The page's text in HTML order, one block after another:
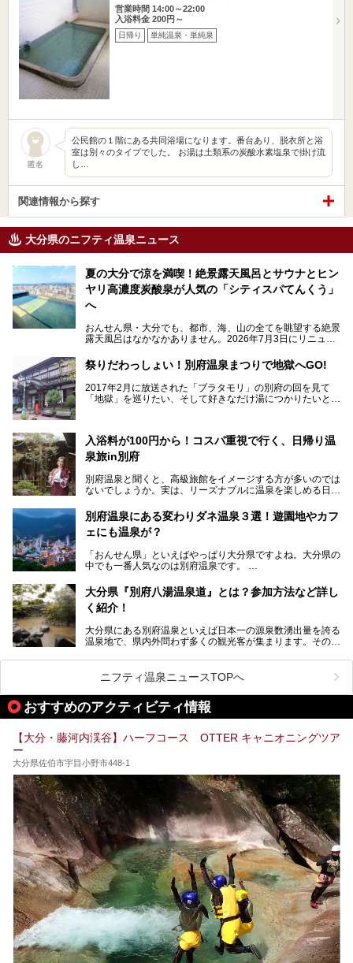
営業時間 14:00～22:00
入浴料金 200円～
日帰り 単純温泉・単純泉
匿名
公民館の１階にある共同浴場になります。番台あり、脱衣所と浴
室は別々のタイプでした。 お湯は土類系の炭酸水素塩泉で掛け流
し…
関連情報から探す
大分県のニフティ温泉ニュース
夏の大分で涼を満喫！絶景露天風呂とサウナとヒン
ヤリ高濃度炭酸泉が人気の「シティスパてんくう」
へ
おんせん県・大分でも、都市、海、山の全てを眺望する絶景
露天風呂はなかなかありません。2026年7月3日にリニュー
てんくう(CITY SPA てんくう)」は、なんとJR大分駅直結と
いう利便性の高さ！
地上80mという圧倒的な開放感が魅力。温泉、ロウリュサウ
ナ、そしてひんやりとした約27度の高濃度炭酸泉で交互浴
併設の「JR九州ホテル ブラッサム大分」に泊まって、この
「シティスパてんくう」をたっぷり満喫してきたのでレポー
ルダウンできるスイーツ情報と併せてお楽しみください！
提供元：大分県【PR】
この記事は大分県のPR記事です。
祭りだわっしょい！別府温泉まつりで地獄へGO!
2017年2月に放送された「ブラタモリ」の別府の回を見て
「地獄」を巡りたい、そして好きなだけ湯につかりたいと切
まつり」が開催されます。その期間は嬉しいことに100以上
の共同浴場がなんと無料開放されるんです！普段から入浴料
が100円と安いのに、いいんですかタダにしちゃって!?
しかも4/2には「東京ディズニーリゾートスペシャルパレー
ド」も行われます。つまり別府に行けば「地獄」も「ミッキ
ーマウス」も拝める稀有なイベントですよ、これは行くしか
ない！
源泉数、湧出量ともに日本一の温泉県とも言われる大分県。
な市営温泉をまとめました。
Let’s go to Hell !
入浴料が100円から！コスパ重視で行く、日帰り温
泉旅in別府
別府温泉と聞くと、高級旅館をイメージする方が多いのでは
ないでしょうか。実は、リーズナブルに温泉を楽しめる日帰
で楽しめる「大分県の別府温泉」に注目してみました。
ニフティ温泉がオススメする温泉施設を紹介しちゃいます！
別府温泉にある変わりダネ温泉３選！遊園地やカフ
ェにも温泉が？
「おんせん県」といえばやっぱり大分県ですよね。大分県の
中でも一番人気なのは別府温泉です。
中いても飽きません。
普通に温泉に浸かる以外にも、別府地獄巡りや砂湯などは有
名ですよね。
別府温泉は共同湯も多く、家庭やマンションにも温泉を引い
ている所もあります。
あるんです。
これを読んで別府温泉巡りの参考になればと思います。
大分県『別府八湯温泉道』とは？参加方法など詳し
く紹介！
大分県にある別府温泉といえば日本一の源泉数湧出量を誇る
温泉地で、県内外問わず多くの観光客が集まります。その別
八湯温泉道とは別府八湯を巡る体験型イベントで、施設を回
って88ヶ所のスタンプを集めて温泉名人の認定を目指すと
いうものです。
別府には朝早くから夜遅くまでやっている地元に根付いた銭
湯や、日帰りのみの大きな施設など様々な形態の温泉があり
人を目指してみてはいかがでしょうか？
ニフティ温泉ニュースTOPへ
おすすめのアクティビティ情報
【大分・藤河内渓谷】ハーフコース OTTER キャニオニングツア
ー
大分県佐伯市宇目小野市448-1